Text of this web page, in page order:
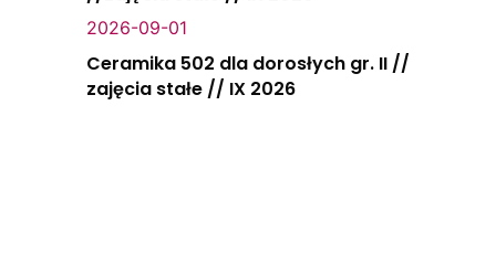
2026-09-01
Ceramika 502 dla dorosłych gr. II //
zajęcia stałe // IX 2026